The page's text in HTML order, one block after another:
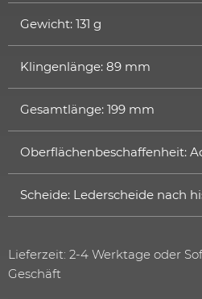
Gewicht: 131 g
Klingenlänge: 89 mm
Gesamtlänge: 199 mm
Oberflächenbeschaffenheit:
Scheide: Lederscheide nach
Lieferzeit: 2-4 Werktage oder
Geschäft